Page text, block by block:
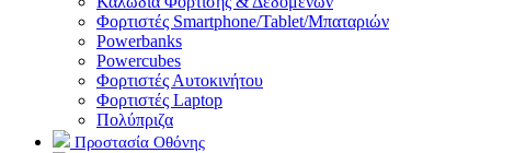
Φορτιστές Smartphone/Tablet/Μπαταριών
Powerbanks
Powercubes
Φορτιστές Αυτοκινήτου
Φορτιστές Laptop
Πολύπριζα
Προστασία Οθόνης